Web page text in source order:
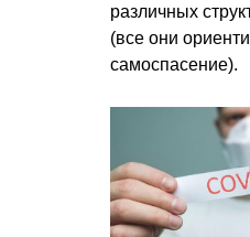
различных
(все они
самоспасение).